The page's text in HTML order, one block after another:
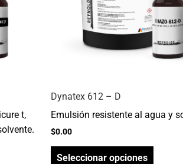
t,
Dynatex 612 – D
Emulsión resistente al agua y
$0.00
Seleccionar opciones
se
pueden
elegir
de